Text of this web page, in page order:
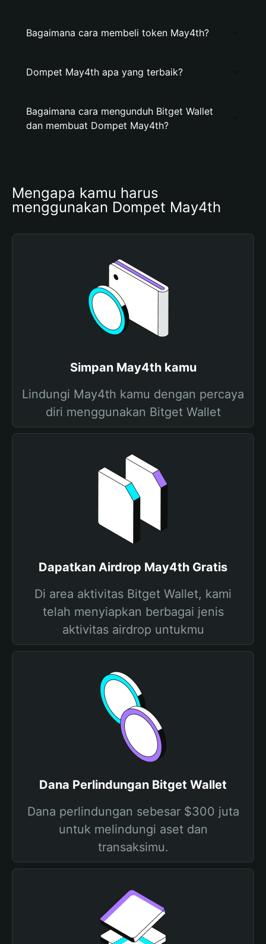
Bagaimana cara membeli token May4th?
Dompet May4th apa yang terbaik?
Bagaimana cara mengunduh Bitget Wallet
dan membuat Dompet May4th?
Mengapa kamu harus
menggunakan Dompet May4th
Simpan May4th kamu
Lindungi May4th kamu dengan percaya
diri menggunakan Bitget Wallet
Dapatkan Airdrop May4th Gratis
Di area aktivitas Bitget Wallet, kami
telah menyiapkan berbagai jenis
aktivitas airdrop untukmu
Dana Perlindungan Bitget Wallet
Dana perlindungan sebesar $300 juta
untuk melindungi aset dan
transaksimu.